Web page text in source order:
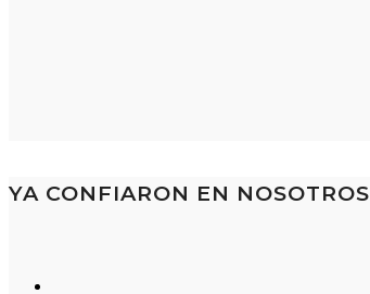
YA CONFIARON EN NOSOTROS